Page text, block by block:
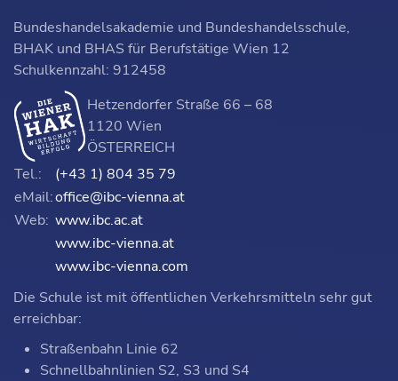
Bundeshandelsakademie und Bundeshandelsschule,
BHAK und BHAS für Berufstätige Wien 12
Schulkennzahl: 912458
Hetzendorfer Straße 66 – 68
1120 Wien
ÖSTERREICH
Tel.:
(+43 1) 804 35 79
eMail:office@ibc-vienna.at
Web: www.ibc.ac.at
www.ibc-vienna.at
www.ibc-vienna.com
Die Schule ist mit öffentlichen Verkehrsmitteln sehr gut
erreichbar:
Straßenbahn Linie 62
Schnellbahnlinien S2, S3 und S4